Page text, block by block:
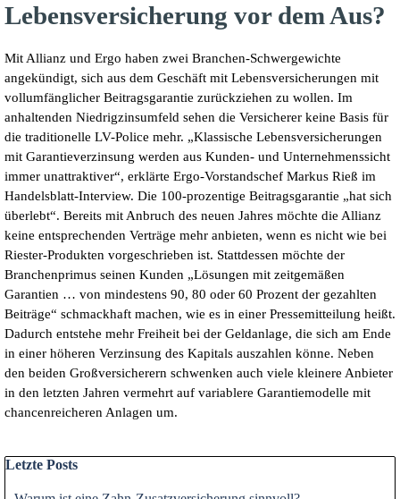
Lebensversicherung vor dem Aus?
Mit Allianz und Ergo haben zwei Branchen-Schwergewichte
angekündigt, sich aus dem Geschäft mit Lebensversicherungen mit
vollumfänglicher Beitragsgarantie zurückziehen zu wollen. Im
anhaltenden Niedrigzinsumfeld sehen die Versicherer keine Basis für
die traditionelle LV-Police mehr. „Klassische Lebensversicherungen
mit Garantieverzinsung werden aus Kunden- und Unternehmenssicht
immer unattraktiver“, erklärte Ergo-Vorstandschef Markus Rieß im
Handelsblatt-Interview. Die 100-prozentige Beitragsgarantie „hat sich
überlebt“. Bereits mit Anbruch des neuen Jahres möchte die Allianz
keine entsprechenden Verträge mehr anbieten, wenn es nicht wie bei
Riester-Produkten vorgeschrieben ist. Stattdessen möchte der
Branchenprimus seinen Kunden „Lösungen mit zeitgemäßen
Garantien … von mindestens 90, 80 oder 60 Prozent der gezahlten
Beiträge“ schmackhaft machen, wie es in einer Pressemitteilung heißt.
Dadurch entstehe mehr Freiheit bei der Geldanlage, die sich am Ende
in einer höheren Verzinsung des Kapitals auszahlen könne. Neben
den beiden Großversicherern schwenken auch viele kleinere Anbieter
in den letzten Jahren vermehrt auf variablere Garantiemodelle mit
chancenreicheren Anlagen um.
Block überspringen Letzte Posts
Letzte Posts